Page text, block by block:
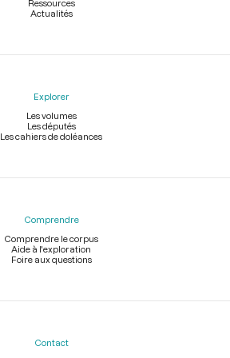
Ressources
Actualités
Explorer
Les volumes
Les députés
Les cahiers de doléances
Comprendre
Comprendre le corpus
Aide à l'exploration
Foire aux questions
Contact